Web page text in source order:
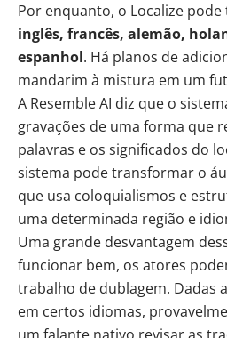
Por enquanto, o Localize
inglês, francês, alemão,
espanhol. Há planos de
mandarim à mistura em um
A Resemble AI diz que o
gravações de uma forma que
palavras e os significados do
sistema pode transformar o
que usa coloquialismos e
uma determinada região e
Uma grande desvantagem
funcionar bem, os atores
trabalho de dublagem. Dadas
em certos idiomas,